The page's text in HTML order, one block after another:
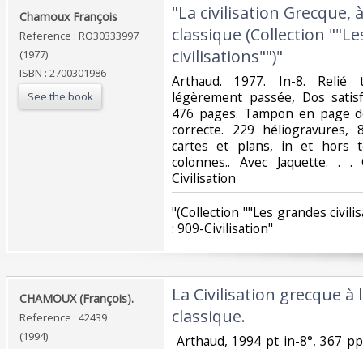
‎Chamoux François‎
Reference : RO30333997
(1977)
ISBN : 2700301986
See the book
‎"La civilisation Grecque,
classique (Collection
civilisations"")"‎
‎Arthaud. 1977. In-8. Relié
légèrement passée, Dos
476 pages. Tampon en page
correcte. 229 héliogravures,
cartes et plans, in et hors
colonnes.. Avec Jaquette. .
Civilisation‎
‎"(Collection ""Les grandes
: 909-Civilisation"‎
‎CHAMOUX (François).‎
Reference : 42439
(1994)
‎La Civilisation grecque
classique.‎
Arthaud, 1994 pt in-8°, 367